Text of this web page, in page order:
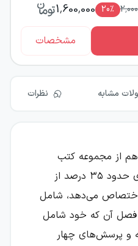
20٪ 1,600,000
مشخصات
مشابه نظرات
که محتوای حدود ۳۵ درصد از
اختصاص می‌دهد، شامل
فصل آن که خود شامل
و پرسش‌های چهار